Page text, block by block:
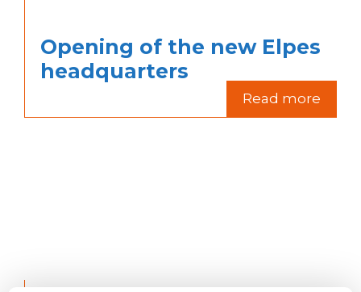
Opening of the new Elpes
headquarters
Read more